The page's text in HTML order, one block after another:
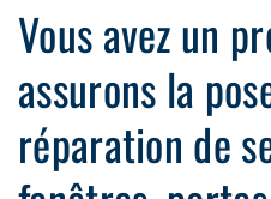
Vous avez un
assurons la
réparation de